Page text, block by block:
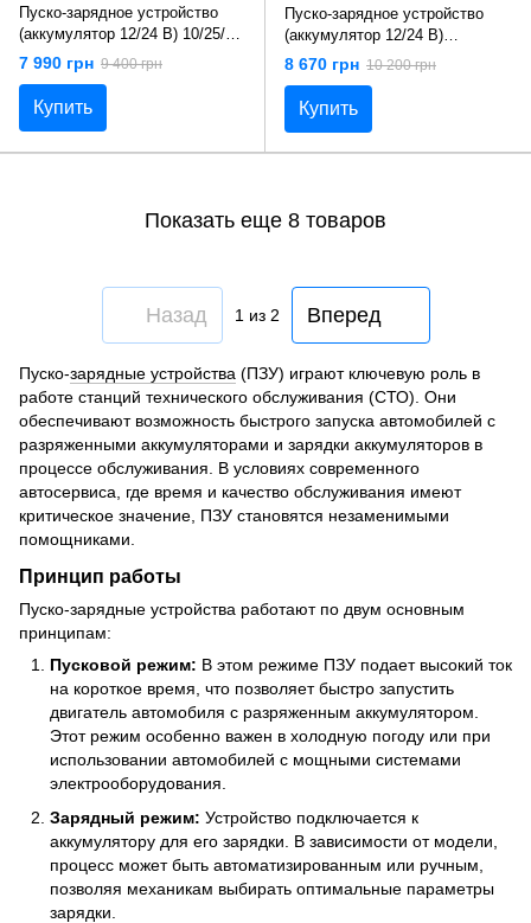
Пуско-зарядное устройство
(аккумулятор 12/24 В) 10/25/42
А (20-800 Аh) от электросети
230 В (старт 420А) Yato YT-
83064
7 990 грн 9 400 грн
Купить
Пуско-зарядное устройство
(аккумулятор 12/24 В)
10/30/52А (20-1000 Аh) от
электросети 230 В (старт 520А)
Yato YT-83065
8 670 грн 10 200 грн
Купить
Показать еще 8 товаров
Назад 1из 2 Вперед
Пуско-зарядные устройства (ПЗУ) играют ключевую роль в
работе станций технического обслуживания (СТО). Они
обеспечивают возможность быстрого запуска автомобилей с
разряженными аккумуляторами и зарядки аккумуляторов в
процессе обслуживания. В условиях современного
автосервиса, где время и качество обслуживания имеют
критическое значение, ПЗУ становятся незаменимыми
помощниками.
Принцип работы
Пуско-зарядные устройства работают по двум основным
принципам:
Пусковой режим: В этом режиме ПЗУ подает высокий ток
на короткое время, что позволяет быстро запустить
двигатель автомобиля с разряженным аккумулятором.
Этот режим особенно важен в холодную погоду или при
использовании автомобилей с мощными системами
электрооборудования.
Зарядный режим: Устройство подключается к
аккумулятору для его зарядки. В зависимости от модели,
процесс может быть автоматизированным или ручным,
позволяя механикам выбирать оптимальные параметры
зарядки.